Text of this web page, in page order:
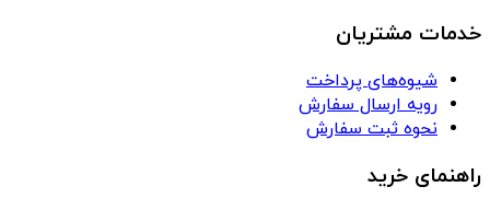
خدمات مشتریان
شیوه‌های پرداخت
رویه ارسال سفارش
نحوه ثبت سفارش
راهنمای خرید